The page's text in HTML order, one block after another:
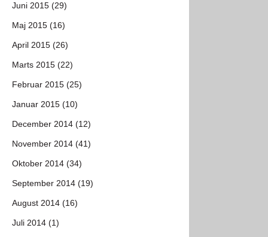
Juni 2015 (29)
Maj 2015 (16)
April 2015 (26)
Marts 2015 (22)
Februar 2015 (25)
Januar 2015 (10)
December 2014 (12)
November 2014 (41)
Oktober 2014 (34)
September 2014 (19)
August 2014 (16)
Juli 2014 (1)